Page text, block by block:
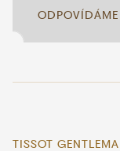
ODPOVÍDÁME
TISSOT